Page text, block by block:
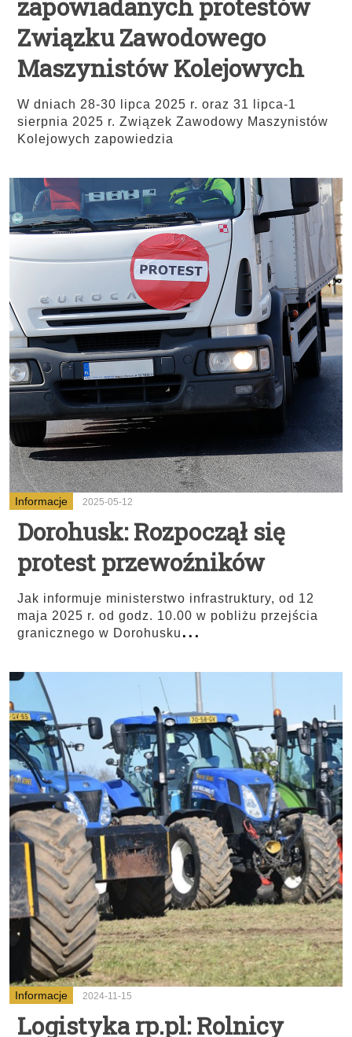
zapowiadanych protestów
Związku Zawodowego
Maszynistów Kolejowych
W dniach 28-30 lipca 2025 r. oraz 31 lipca-1
sierpnia 2025 r. Związek Zawodowy Maszynistów
Kolejowych zapowiedzia
Informacje 2025-05-12
Dorohusk: Rozpoczął się
protest przewoźników
Jak informuje ministerstwo infrastruktury, od 12
maja 2025 r. od godz. 10.00 w pobliżu przejścia
granicznego w Dorohusku...
Informacje 2024-11-15
Logistyka rp.pl: Rolnicy